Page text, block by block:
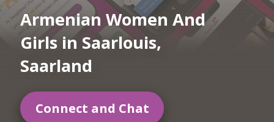
Armenian Women And
Girls in Saarlouis,
Saarland
Connect and Chat